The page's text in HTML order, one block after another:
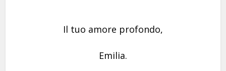
Il tuo amore profondo,
Emilia.